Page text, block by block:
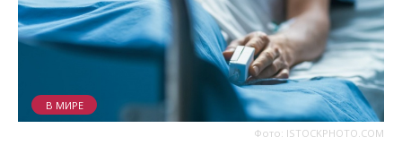
Фото: ISTOCKPHOTO.COM
В МИРЕ